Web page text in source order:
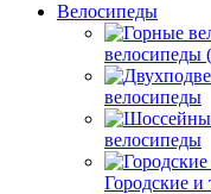
Велосипеды
велосипеды
велосипеды
велосипеды
Городские и